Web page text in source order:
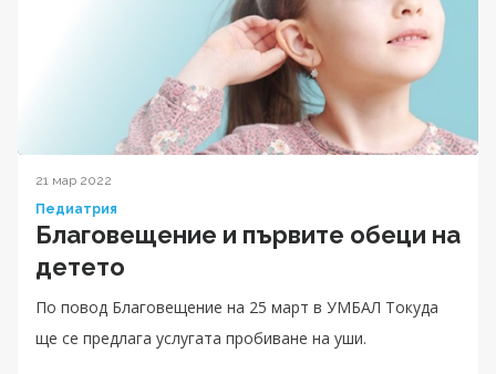
21 мар 2022
Педиатрия
Благовещение и първите обеци на
детето
По повод Благовещение на 25 март в УМБАЛ Токуда
ще се предлага услугата пробиване на уши.